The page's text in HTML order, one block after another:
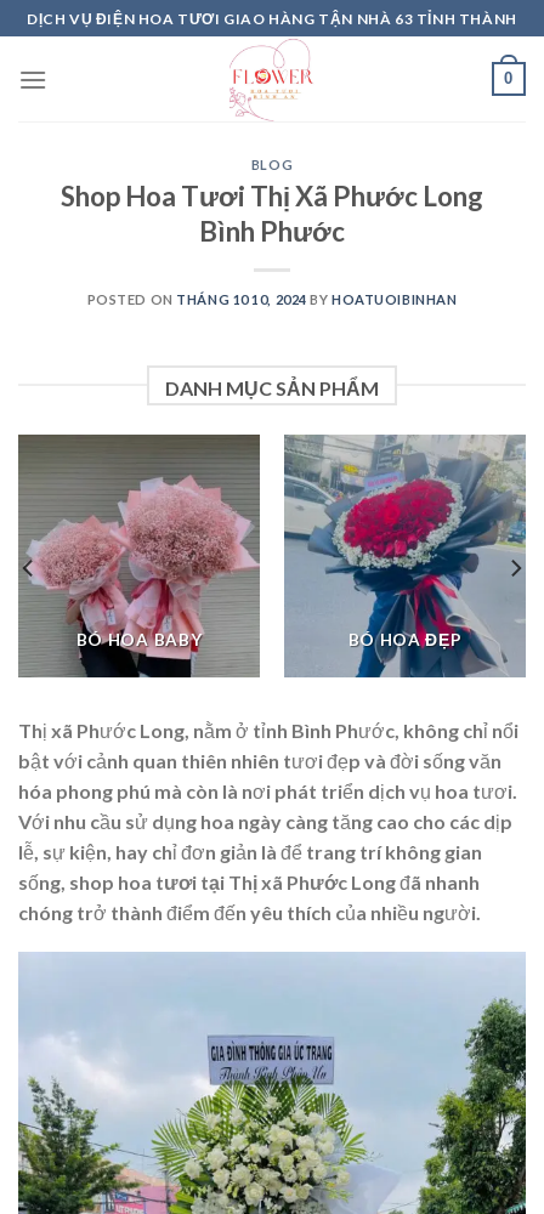
Skip
to
content
DỊCH VỤ ĐIỆN HOA TƯƠI GIAO HÀNG TẬN NHÀ 63 TỈNH THÀNH
0
BLOG
Shop Hoa Tươi Thị Xã Phước Long
Bình Phước
POSTED ON THÁNG 10 10, 2024 BYHOATUOIBINHAN
DANH MỤC SẢN PHẨM
BÓ HOA BABY BÓ HOA ĐẸP
Thị xã Phước Long, nằm ở tỉnh Bình Phước, không chỉ nổi
bật với cảnh quan thiên nhiên tươi đẹp và đời sống văn
hóa phong phú mà còn là nơi phát triển dịch vụ hoa tươi.
Với nhu cầu sử dụng hoa ngày càng tăng cao cho các dịp
lễ, sự kiện, hay chỉ đơn giản là để trang trí không gian
sống, shop hoa tươi tại Thị xã Phước Longđã nhanh
chóng trở thành điểm đến yêu thích của nhiều người.